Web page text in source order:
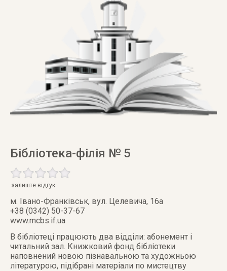
Бібліотека-філія № 5
залиште відгук
м. Івано-Франківськ, вул. Целевича, 16а
+38 (0342) 50-37-67
www.mcbs.if.ua
В бібліотеці працюють два відділи: абонемент і
читальний зал. Книжковий фонд бібліотеки
наповнений новою пізнавальною та художньою
літературою, підібрані матеріали по мистецтву